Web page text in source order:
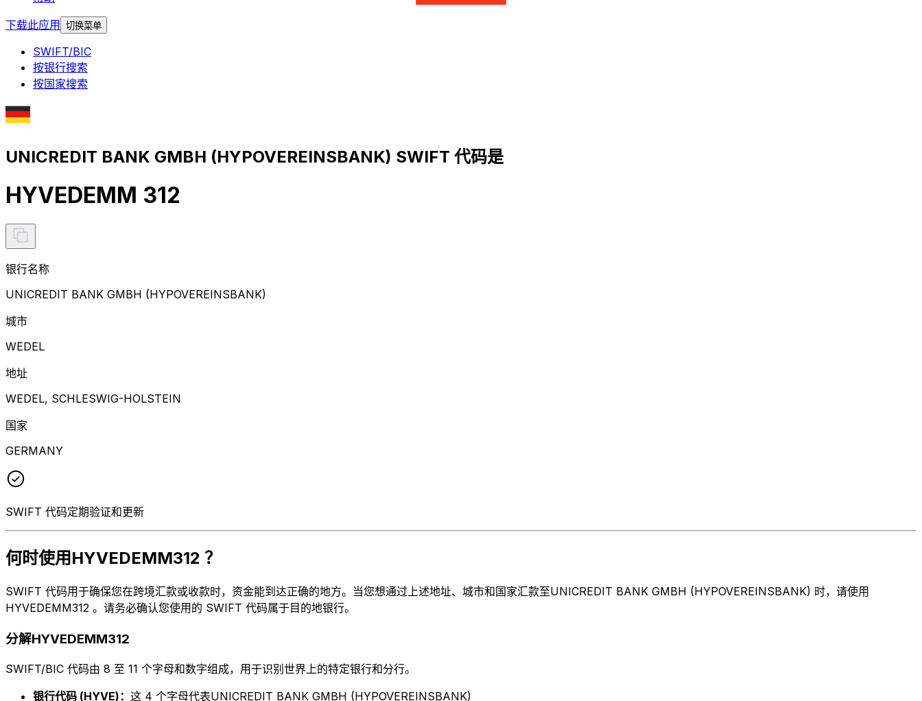
下载此应用 切换菜单
SWIFT/BIC
按银行搜索
按国家搜索
UNICREDIT BANK GMBH (HYPOVEREINSBANK) SWIFT 代码是
HYVEDEMM 312
银行名称
UNICREDIT BANK GMBH (HYPOVEREINSBANK)
城市
WEDEL
地址
WEDEL, SCHLESWIG-HOLSTEIN
国家
GERMANY
SWIFT 代码定期验证和更新
何时使用HYVEDEMM312 ？
SWIFT 代码用于确保您在跨境汇款或收款时，资金能到达正确的地方。当您想通过上述地址、城市和国家汇款至UNICREDIT BANK GMBH (HYPOVEREINSBANK) 时，请使用
HYVEDEMM312 。请务必确认您使用的 SWIFT 代码属于目的地银行。
分解HYVEDEMM312
SWIFT/BIC 代码由 8 至 11 个字母和数字组成，用于识别世界上的特定银行和分行。
银行代码 (HYVE)： 这 4 个字母代表UNICREDIT BANK GMBH (HYPOVEREINSBANK)